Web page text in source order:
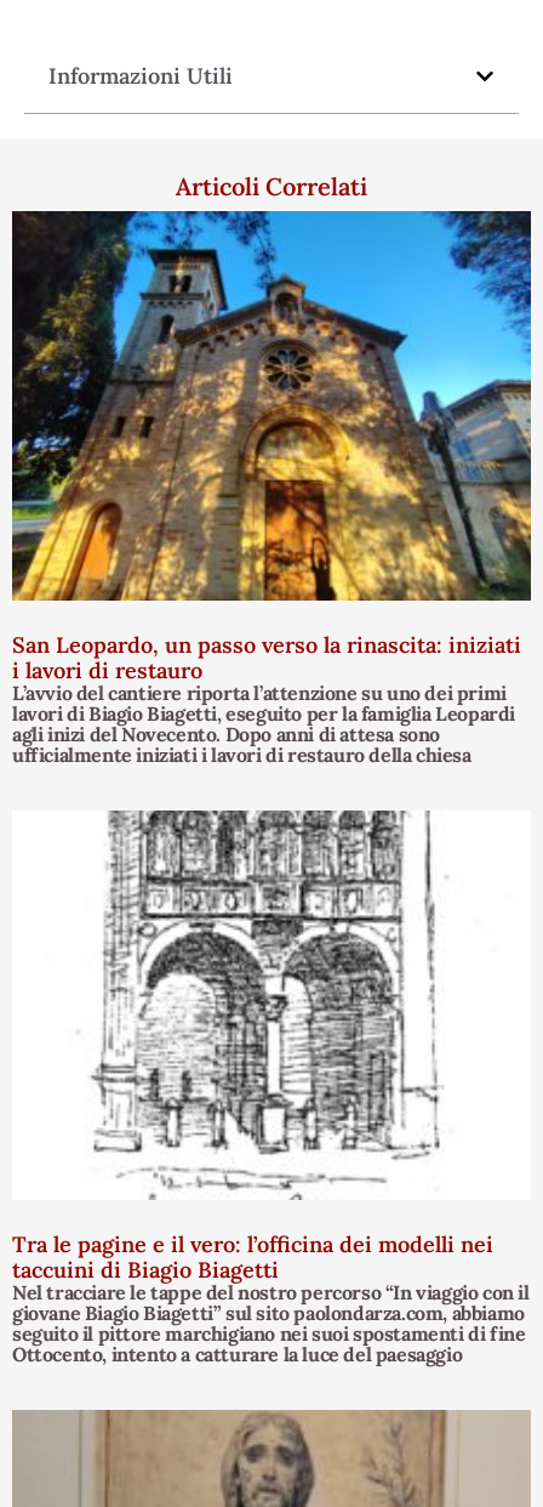
Informazioni Utili
Articoli Correlati
San Leopardo, un passo verso la rinascita: iniziati
i lavori di restauro
L’avvio del cantiere riporta l’attenzione su uno dei primi
lavori di Biagio Biagetti, eseguito per la famiglia Leopardi
agli inizi del Novecento. Dopo anni di attesa sono
ufficialmente iniziati i lavori di restauro della chiesa
Tra le pagine e il vero: l’officina dei modelli nei
taccuini di Biagio Biagetti
Nel tracciare le tappe del nostro percorso “In viaggio con il
giovane Biagio Biagetti” sul sito paolondarza.com, abbiamo
seguito il pittore marchigiano nei suoi spostamenti di fine
Ottocento, intento a catturare la luce del paesaggio